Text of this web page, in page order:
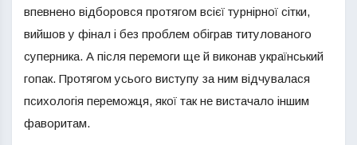
впевнено відборовся протягом всієї турнірної сітки,
вийшов у фінал і без проблем обіграв титулованого
суперника. А після перемоги ще й виконав український
гопак. Протягом усього виступу за ним відчувалася
психологія переможця, якої так не вистачало іншим
фаворитам.